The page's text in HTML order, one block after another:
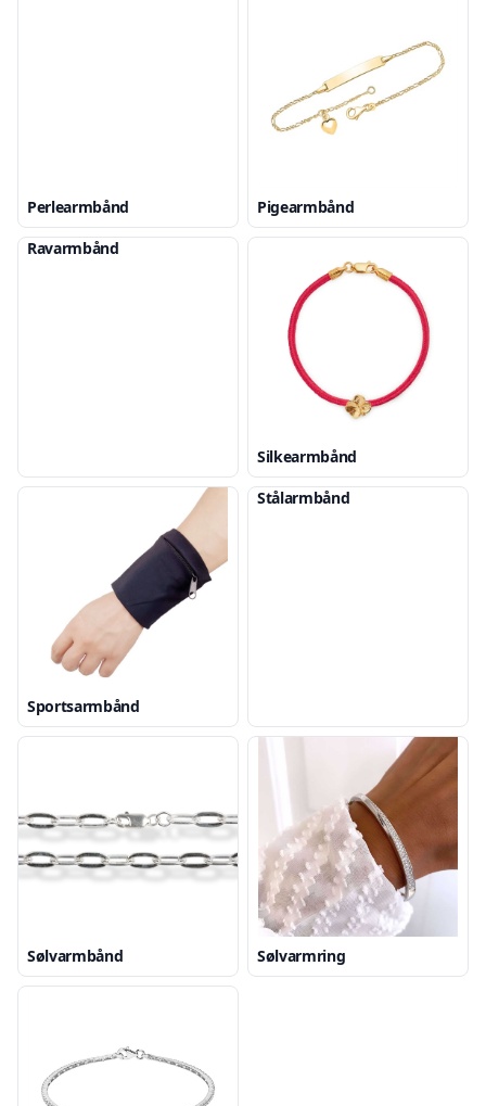
Perlearmbånd
Pigearmbånd
Ravarmbånd
Silkearmbånd
Sportsarmbånd
Stålarmbånd
Sølvarmbånd Sølvarmring